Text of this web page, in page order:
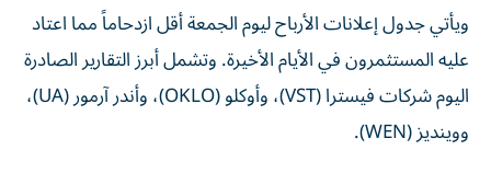
ويأتي جدول إعلانات الأرباح ليوم الجمعة أقل ازدحاماً مما اعتاد
عليه المستثمرون في الأيام الأخيرة. وتشمل أبرز التقارير الصادرة
اليوم شركات فيسترا (VST)، وأوكلو (OKLO)، وأندر آرمور (UA)،
ووينديز (WEN).